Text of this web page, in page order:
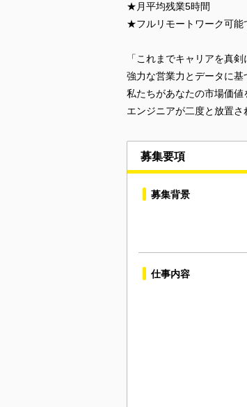
★月平均残業5時間
★フルリモートワーク可能
「これまでキャリアを真
強力な営業力とデータに基
私たちがあなたの市場価値
エンジニアが二度と放置さ
募集要項
募集背景
仕事内容